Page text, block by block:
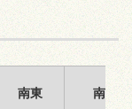
南東 南